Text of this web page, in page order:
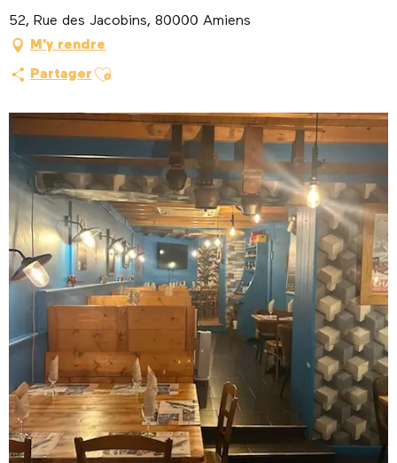
52, Rue des Jacobins, 80000 Amiens
M'y rendre
Partager Ajouter aux favoris